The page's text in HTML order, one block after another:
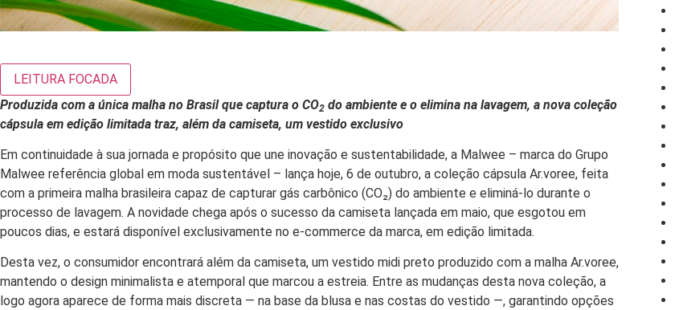
LEITURA FOCADA
Produzida com a única malha no Brasil que captura o CO2 do ambiente e o elimina na lavagem, a nova coleção
cápsula em edição limitada traz, além da camiseta, um vestido exclusivo
Em continuidade à sua jornada e propósito que une inovação e sustentabilidade, a Malwee – marca do Grupo
Malwee referência global em moda sustentável – lança hoje, 6 de outubro, a coleção cápsula Ar.voree, feita
com a primeira malha brasileira capaz de capturar gás carbônico (CO₂) do ambiente e eliminá-lo durante o
processo de lavagem. A novidade chega após o sucesso da camiseta lançada em maio, que esgotou em
poucos dias, e estará disponível exclusivamente no e-commerce da marca, em edição limitada.
Desta vez, o consumidor encontrará além da camiseta, um vestido midi preto produzido com a malha Ar.voree,
mantendo o design minimalista e atemporal que marcou a estreia. Entre as mudanças desta nova coleção, a
logo agora aparece de forma mais discreta — na base da blusa e nas costas do vestido —, garantindo opções